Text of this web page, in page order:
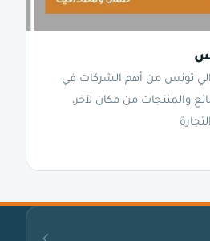
تونس من أهم الشركات في
والمنتجات من مكان لآخر،